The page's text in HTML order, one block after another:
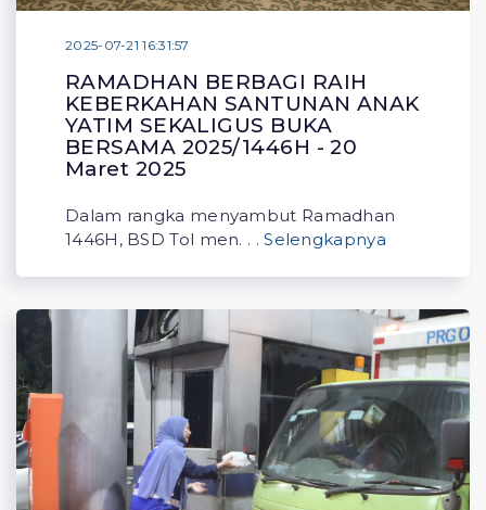
2025-07-21 16:31:57
RAMADHAN BERBAGI RAIH
KEBERKAHAN SANTUNAN ANAK
YATIM SEKALIGUS BUKA
BERSAMA 2025/1446H - 20
Maret 2025
Dalam rangka menyambut Ramadhan
1446H, BSD Tol men. . . Selengkapnya